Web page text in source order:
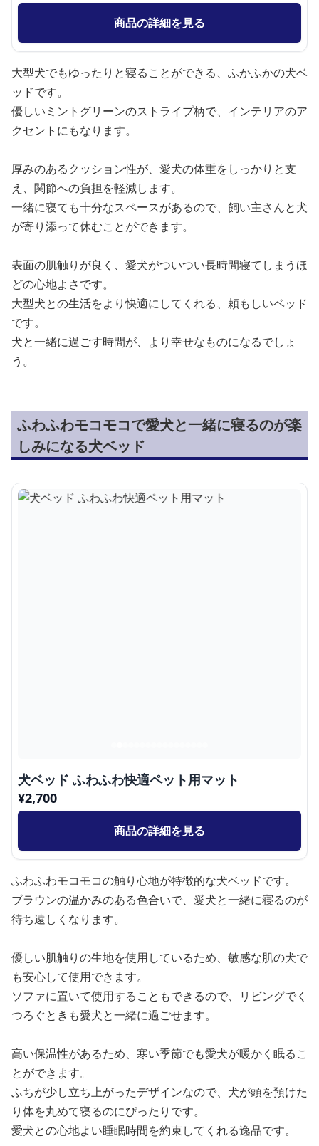
商品の詳細を見る
大型犬でもゆったりと寝ることができる、ふかふかの犬ベ
ッドです。
優しいミントグリーンのストライプ柄で、インテリアのア
クセントにもなります。
厚みのあるクッション性が、愛犬の体重をしっかりと支
え、関節への負担を軽減します。
一緒に寝ても十分なスペースがあるので、飼い主さんと犬
が寄り添って休むことができます。
表面の肌触りが良く、愛犬がついつい長時間寝てしまうほ
どの心地よさです。
大型犬との生活をより快適にしてくれる、頼もしいベッド
です。
犬と一緒に過ごす時間が、より幸せなものになるでしょ
う。
ふわふわモコモコで愛犬と一緒に寝るのが楽
しみになる犬ベッド
犬ベッド ふわふわ快適ペット用マット
¥2,700
商品の詳細を見る
ふわふわモコモコの触り心地が特徴的な犬ベッドです。
ブラウンの温かみのある色合いで、愛犬と一緒に寝るのが
待ち遠しくなります。
優しい肌触りの生地を使用しているため、敏感な肌の犬で
も安心して使用できます。
ソファに置いて使用することもできるので、リビングでく
つろぐときも愛犬と一緒に過ごせます。
高い保温性があるため、寒い季節でも愛犬が暖かく眠るこ
とができます。
ふちが少し立ち上がったデザインなので、犬が頭を預けた
り体を丸めて寝るのにぴったりです。
愛犬との心地よい睡眠時間を約束してくれる逸品です。